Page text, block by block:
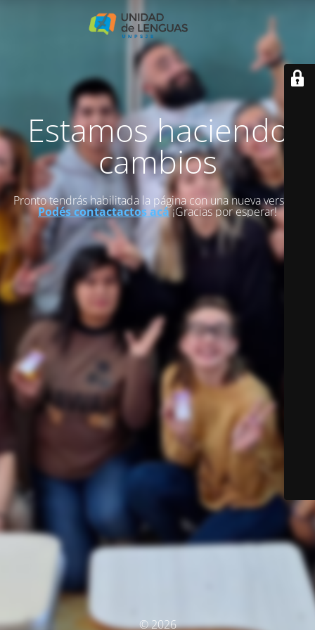
Estamos haciendo
cambios
Pronto tendrás habilitada la página con una nueva versión.
Podés contactactos acá¡Gracias por esperar!
© 2026